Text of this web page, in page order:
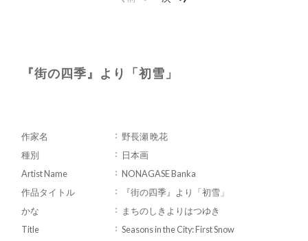
『街の四季』より「初雪」
作家名
野長瀬 晩花
種別
日本画
Artist Name
NONAGASE Banka
作品タイトル
『街の四季』より「初雪」
かな
まちのしきよりはつゆき
Title
Seasons in the City: First Snow